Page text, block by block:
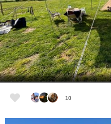
10